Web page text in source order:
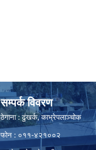
सम्पर्क विवरण
ठेगाना : ढुंखर्क, काभ्रेपलाञ्चोक
फोन : ०११-४२१००२